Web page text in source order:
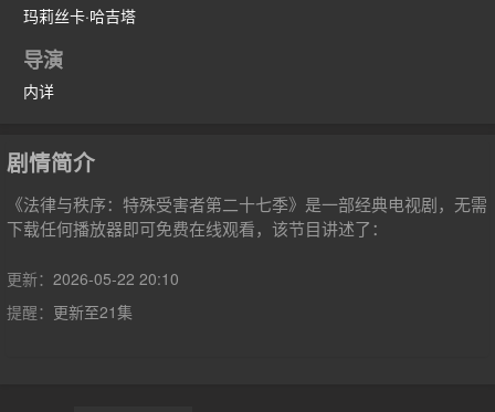
玛莉丝卡·哈吉塔
导演
内详
剧情简介
《法律与秩序：特殊受害者第二十七季》是一部经典电视剧，无需
下载任何播放器即可免费在线观看，该节目讲述了：
更新： 2026-05-22 20:10
提醒： 更新至21集